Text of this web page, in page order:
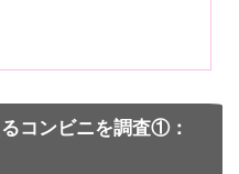
コンビニを調査①：